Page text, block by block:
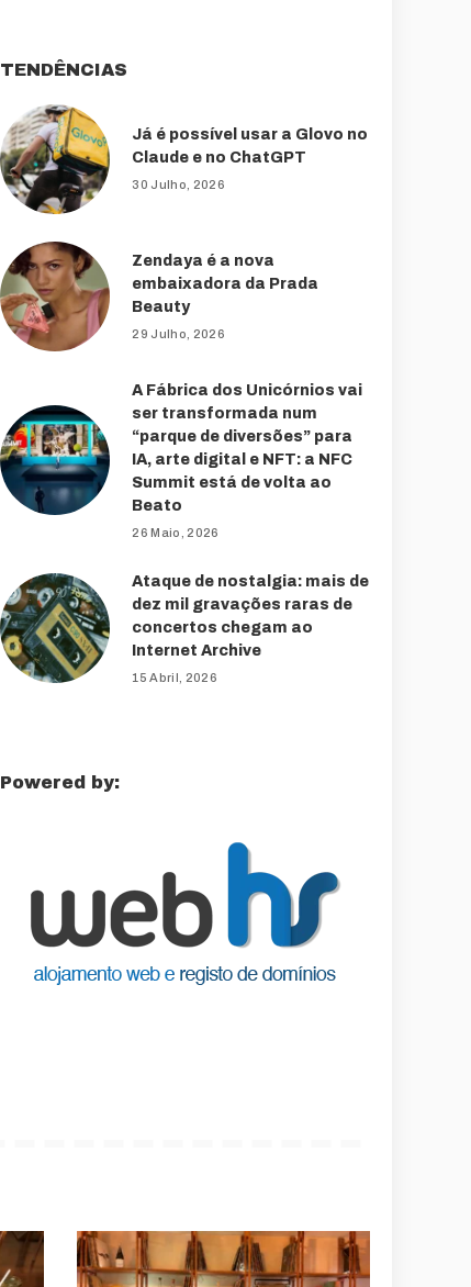
TENDÊNCIAS
Já é possível usar a Glovo no
Claude e no ChatGPT
30 Julho, 2026
Zendaya é a nova
embaixadora da Prada
Beauty
29 Julho, 2026
A Fábrica dos Unicórnios vai
ser transformada num
“parque de diversões” para
IA, arte digital e NFT: a NFC
Summit está de volta ao
Beato
26 Maio, 2026
Ataque de nostalgia: mais de
dez mil gravações raras de
concertos chegam ao
Internet Archive
15 Abril, 2026
Powered by: